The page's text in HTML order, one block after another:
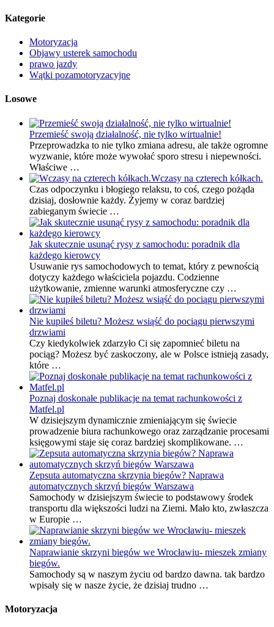
Kategorie
Motoryzacja
Objawy usterek samochodu
prawo jazdy
Wątki pozamotoryzacyjne
Losowe
Przemieść swoją działalność, nie tylko wirtualnie!
Przeprowadzka to nie tylko zmiana adresu, ale także ogromne
wyzwanie, które może wywołać sporo stresu i niepewności.
Właściwe …
Wczasy na czterech kółkach.
Czas odpoczynku i błogiego relaksu, to coś, czego pożąda
dzisiaj, dosłownie każdy. Żyjemy w coraz bardziej
zabieganym świecie …
Jak skutecznie usunąć rysy z samochodu: poradnik dla
każdego kierowcy
Usuwanie rys samochodowych to temat, który z pewnością
dotyczy każdego właściciela pojazdu. Codzienne
użytkowanie, zmienne warunki atmosferyczne czy …
Nie kupiłeś biletu? Możesz wsiąść do pociągu pierwszymi
drzwiami
Czy kiedykolwiek zdarzyło Ci się zapomnieć biletu na
pociąg? Możesz być zaskoczony, ale w Polsce istnieją zasady,
które …
Poznaj doskonałe publikacje na temat rachunkowości z
Matfel.pl
W dzisiejszym dynamicznie zmieniającym się świecie
prowadzenie biura rachunkowego oraz zarządzanie procesami
księgowymi staje się coraz bardziej skomplikowane. …
Zepsuta automatyczna skrzynia biegów? Naprawa
automatycznych skrzyń biegów Warszawa
Samochody w dzisiejszym świecie to podstawowy środek
transportu dla większości ludzi na Ziemi. Mało kto, zwłaszcza
w Europie …
Naprawianie skrzyni biegów we Wrocławiu- mieszek zmiany
biegów.
Samochody są w naszym życiu od bardzo dawna. tak bardzo
wpisały się w nasze życie, że dzisiaj trudno …
Motoryzacja